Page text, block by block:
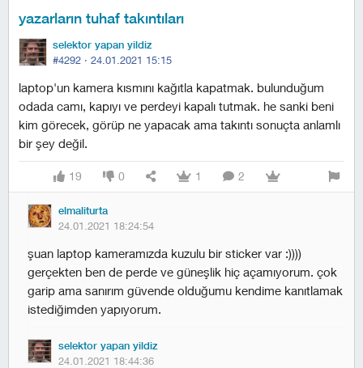
yazarların tuhaf takıntıları
selektor yapan yildiz
#4292 · 24.01.2021 15:15
laptop'un kamera kısmını kağıtla kapatmak. bulunduğum
odada camı, kapıyı ve perdeyi kapalı tutmak. he sanki beni
kim görecek, görüp ne yapacak ama takıntı sonuçta anlamlı
bir şey değil.
19 0 1 2
elmaliturta
24.01.2021 18:24:54
şuan laptop kameramızda kuzulu bir sticker var :))))
gerçekten ben de perde ve güneşlik hiç açamıyorum. çok
garip ama sanırım güvende olduğumu kendime kanıtlamak
istediğimden yapıyorum.
selektor yapan yildiz
24.01.2021 18:44:36